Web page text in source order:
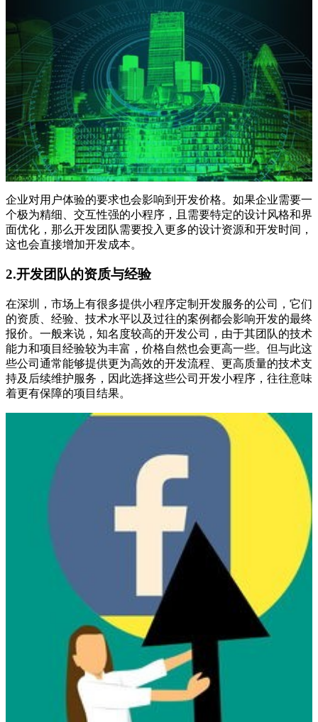
企业对用户体验的要求也会影响到开发价格。如果企业需要一
个极为精细、交互性强的小程序，且需要特定的设计风格和界
面优化，那么开发团队需要投入更多的设计资源和开发时间，
这也会直接增加开发成本。
2.开发团队的资质与经验
在深圳，市场上有很多提供小程序定制开发服务的公司，它们
的资质、经验、技术水平以及过往的案例都会影响开发的最终
报价。一般来说，知名度较高的开发公司，由于其团队的技术
能力和项目经验较为丰富，价格自然也会更高一些。但与此这
些公司通常能够提供更为高效的开发流程、更高质量的技术支
持及后续维护服务，因此选择这些公司开发小程序，往往意味
着更有保障的项目结果。